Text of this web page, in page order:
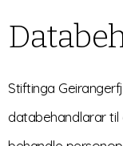
Stiftinga
databehandlarar til